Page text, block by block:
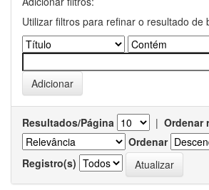
Utilizar filtros para refinar o resultado de
Resultados/Página | Ordenar
Ordenar
Registro(s)